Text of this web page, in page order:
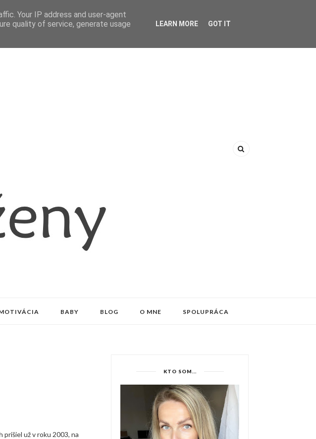
BABY BLOG O MNE SPOLUPRÁCA
prišiel už v roku 2003, na
KTO SOM...
Your IP address and user-agent
quality of service, generate usage
LEARN MORE GOT IT